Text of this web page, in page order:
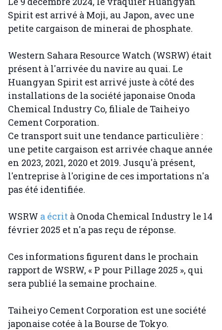
Spirit est arrivé à Moji, au Japon, avec une
petite cargaison de minerai de phosphate.
Western Sahara Resource Watch (WSRW) était
présent à l'arrivée du navire au quai. Le
Huangyan Spirit est arrivé juste à côté des
installations de la société japonaise Onoda
Chemical Industry Co, filiale de Taiheiyo
Cement Corporation.
Ce transport suit une tendance particulière :
une petite cargaison est arrivée chaque année
en 2023, 2021, 2020 et 2019. Jusqu'à présent,
l'entreprise à l'origine de ces importations n'a
pas été identifiée.
WSRW a écrit à Onoda Chemical Industry le 14
février 2025 et n'a pas reçu de réponse.
Ces informations figurent dans le prochain
rapport de WSRW, « P pour Pillage 2025 », qui
sera publié la semaine prochaine.
Taiheiyo Cement Corporation est une société
japonaise cotée à la Bourse de Tokyo.